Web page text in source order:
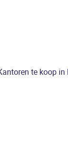
te koop